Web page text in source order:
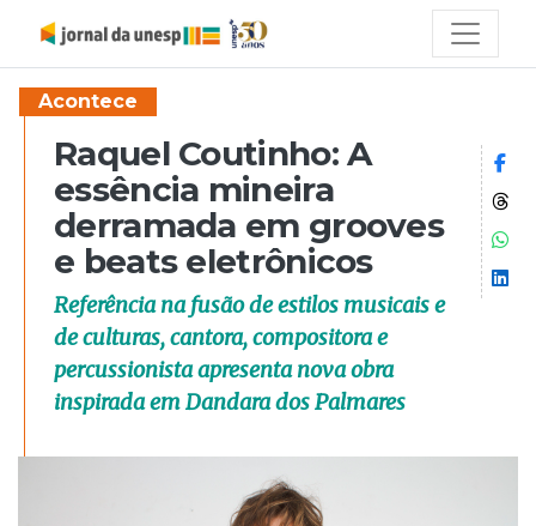
Acontece
Raquel Coutinho: A
essência mineira
derramada em grooves
e beats eletrônicos
Referência na fusão de estilos musicais e
de culturas, cantora, compositora e
percussionista apresenta nova obra
inspirada em Dandara dos Palmares